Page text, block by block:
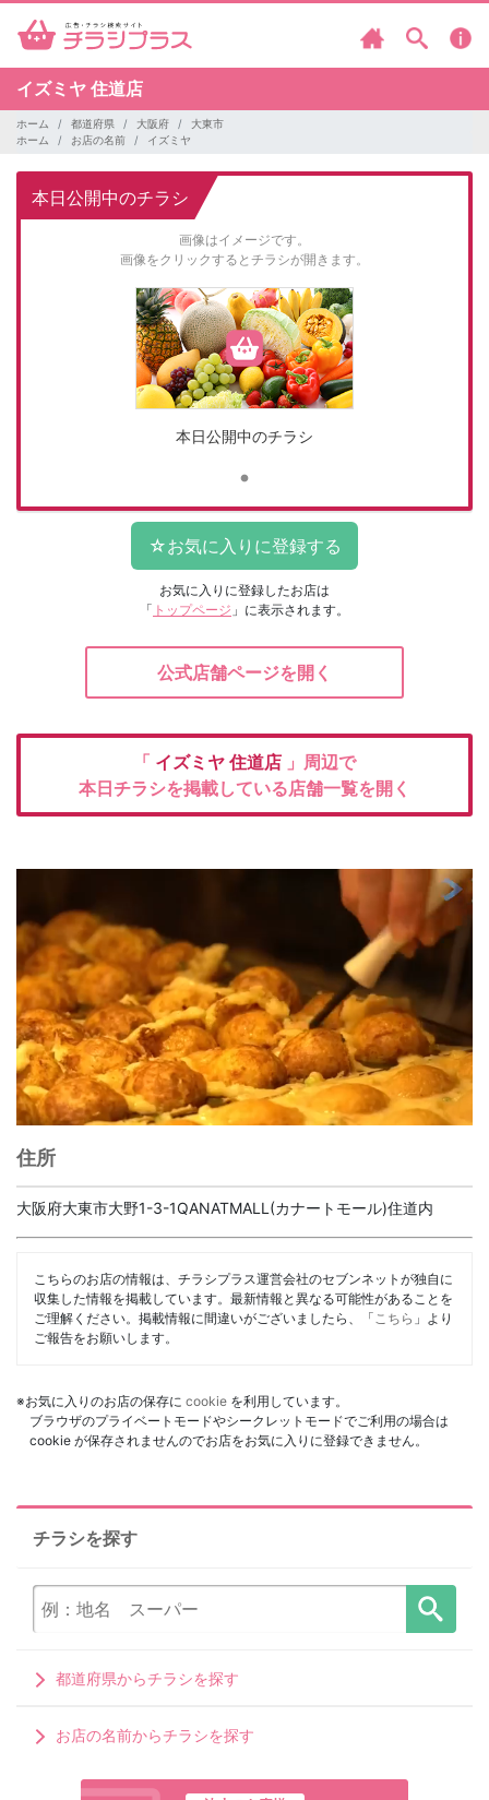
イズミヤ 住道店
ホーム 都道府県 大阪府
大東市
ホーム
お店の名前 イズミヤ
本日公開中のチラシ
画像はイメージです。
画像をクリックするとチラシが開きます。
本日公開中のチラシ
お気に入りに登録したお店は
「 トップページ 」に表示されます。
公式店舗ページを開く
「 イズミヤ 住道店 」周辺で
本日チラシを掲載している店舗一覧を開く
住所
大阪府大東市大野1-3-1QANATMALL(カナートモール)住道内
こちらのお店の情報は、チラシプラス運営会社のセブンネットが独自に
収集した情報を掲載しています。最新情報と異なる可能性があることを
ご理解ください。掲載情報に間違いがございましたら、「 こちら 」より
ご報告をお願いします。
※お気に入りのお店の保存に cookie を利用しています。
ブラウザのプライベートモードやシークレットモードでご利用の場合は
cookie が保存されませんのでお店をお気に入りに登録できません。
チラシを探す
都道府県からチラシを探す
お店の名前からチラシを探す